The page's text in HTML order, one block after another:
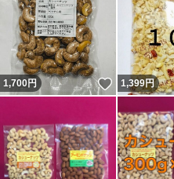
1,700円 いいね！
1,399円